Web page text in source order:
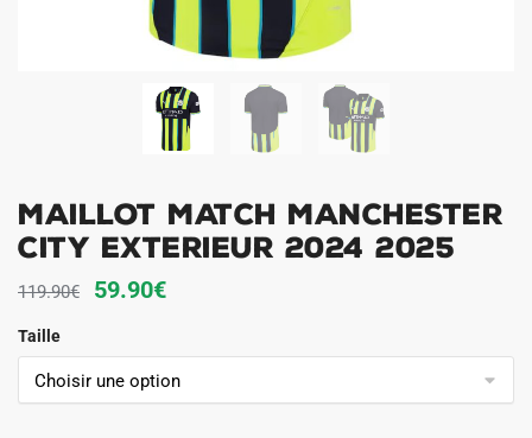
Maillot Match Manchester
City Exterieur 2024 2025
119.90€
Le
initial
était :
59.90€Le
actuel
est :
Taille